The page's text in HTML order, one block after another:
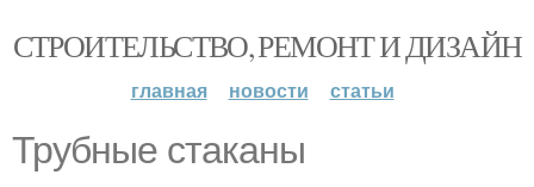
СТРОИТЕЛЬСТВО, РЕМОНТ И ДИЗАЙН
главная новости статьи
Трубные стаканы